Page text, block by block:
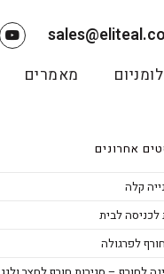
מאמרים
אחרונים
קלה
לכניסה לבית
לפרגולה